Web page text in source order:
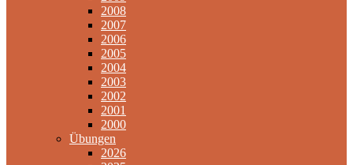
2008
2007
2006
2005
2004
2003
2002
2001
2000
Übungen
2026